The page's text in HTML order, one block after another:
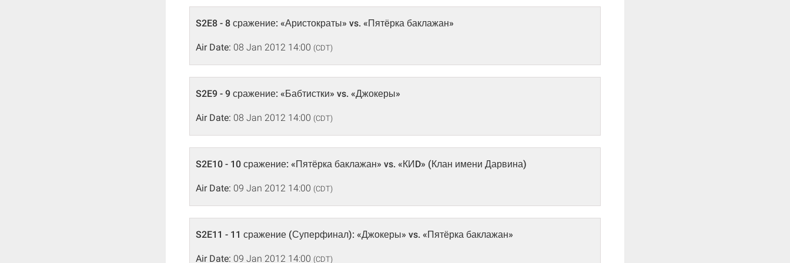
S2E8 - 8 сражение: «Аристократы» vs. «Пятёрка баклажан»
Air Date: 08 Jan 2012 14:00 (CDT)
S2E9 - 9 сражение: «Бабтистки» vs. «Джокеры»
Air Date: 08 Jan 2012 14:00 (CDT)
S2E10 - 10 сражение: «Пятёрка баклажан» vs. «КИD» (Клан имени Дарвина)
Air Date: 09 Jan 2012 14:00 (CDT)
S2E11 - 11 сражение (Суперфинал): «Джокеры» vs. «Пятёрка баклажан»
Air Date: 09 Jan 2012 14:00 (CDT)